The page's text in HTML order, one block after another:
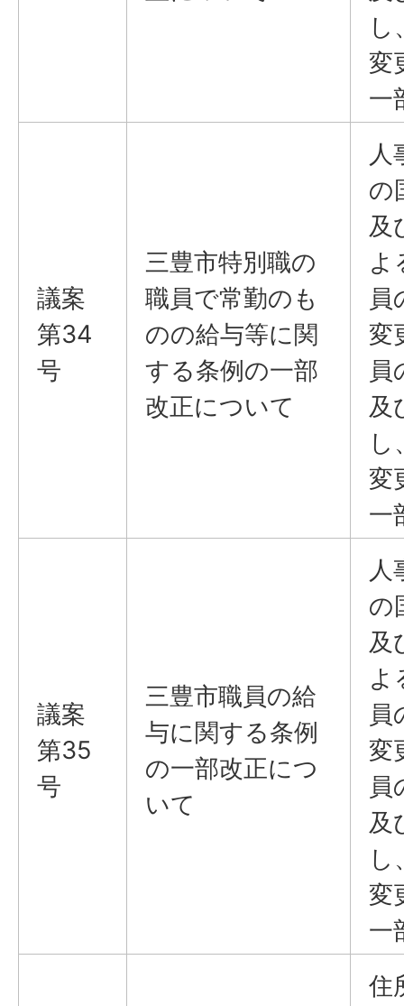
し
変
一
議案
第34
号
三豊市特別職の
職員で常勤のも
のの給与等に関
する条例の一部
改正について
人
の
及
よ
員
変
員
及
し
変
一
議案
第35
号
三豊市職員の給
与に関する条例
の一部改正につ
いて
人
の
及
よ
員
変
員
及
し
変
一
住